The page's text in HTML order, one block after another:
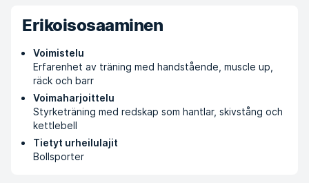
Erikoisosaaminen
Voimistelu
Erfarenhet av träning med handstående, muscle up,
räck och barr
Voimaharjoittelu
Styrketräning med redskap som hantlar, skivstång och
kettlebell
Tietyt urheilulajit
Bollsporter